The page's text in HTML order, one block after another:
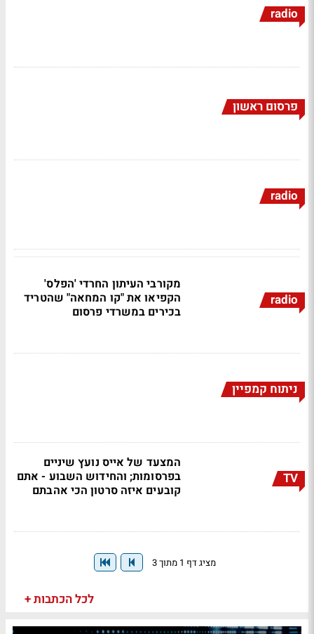
radio
פרסום ראשון
radio
radio
מקורבי העיתון החרדי 'הפלס'
הקפיאו את "קו המחאה" שהטריד
בכירים במשרדי פרסום
ניתוח קמפיין
TV
המצעד של אייס נועץ שיניים
בפרסומות; והחידוש השבוע - אתם
קובעים איזה סרטון הכי אהבתם
מציג דף 1 מתוך 3
לכל הכתבות +